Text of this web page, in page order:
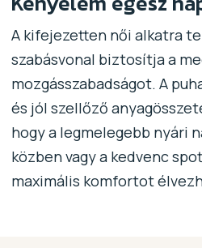
A kifejezetten női alkatra
szabásvonal biztosítja a
mozgásszabadságot. A
és jól szellőző
hogy a legmelegebb nyári
közben vagy a kedvenc
maximális komfortot